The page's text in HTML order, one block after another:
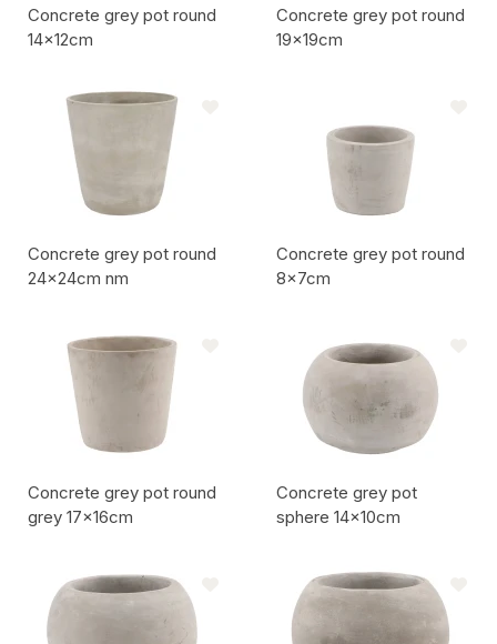
Concrete grey pot round
14x12cm
Codice articolo:
Concrete grey pot round
19x19cm
Concrete grey pot round
24x24cm nm
Concrete grey pot round
8x7cm
Concrete grey pot round
grey 17x16cm
Concrete grey pot
sphere 14x10cm